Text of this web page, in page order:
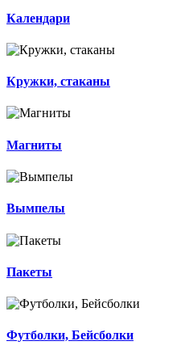
Календари
Кружки, стаканы
Магниты
Вымпелы
Пакеты
Футболки, Бейсболки